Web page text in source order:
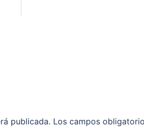
publicada. Los campos